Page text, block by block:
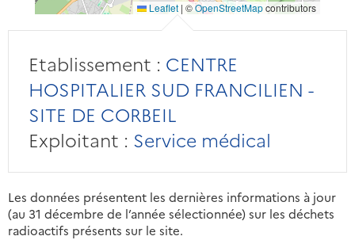
Leaflet | ©OpenStreetMapcontributors
Etablissement : CENTRE
HOSPITALIER SUD FRANCILIEN -
SITE DE CORBEIL
Exploitant : Service médical
Les données présentent les dernières informations à jour
(au 31 décembre de l’année sélectionnée) sur les déchets
radioactifs présents sur le site.